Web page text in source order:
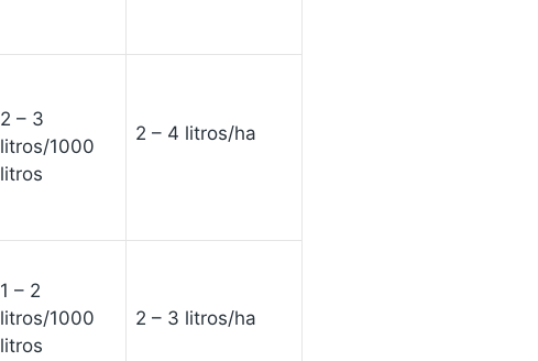
2 – 3
litros/1000
litros
2 – 4 litros/ha
1 – 2
litros/1000
litros
2 – 3 litros/ha